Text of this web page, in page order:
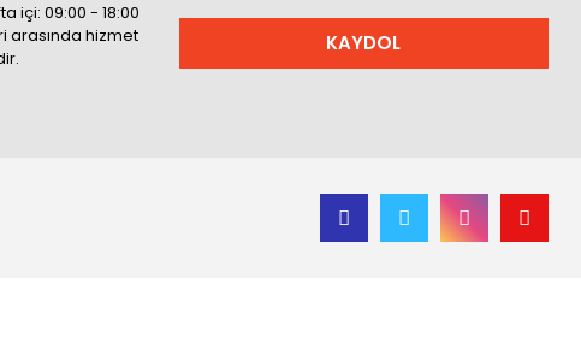
içi: 09:00 - 18:00
arasında hizmet
KAYDOL